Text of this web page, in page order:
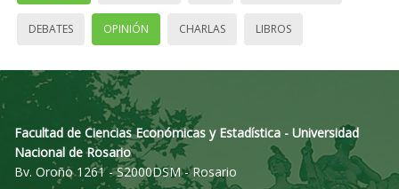
DEBATES OPINIÓN CHARLAS LIBROS
Facultad de Ciencias Económicas y Estadística - Universidad
Nacional de Rosario
Bv. Oroño 1261 - S2000DSM - Rosario